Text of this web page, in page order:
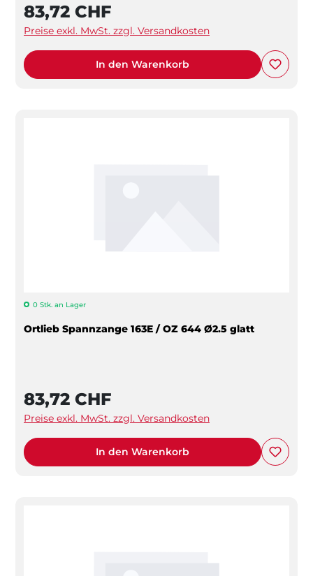
83,72 CHF
Preise exkl. MwSt. zzgl. Versandkosten
In den Warenkorb
0 Stk. an Lager
Ortlieb Spannzange 163E / OZ 644 Ø2.5 glatt
83,72 CHF
Preise exkl. MwSt. zzgl. Versandkosten
In den Warenkorb